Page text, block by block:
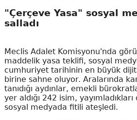
"Çerçeve Yasa" sosyal
salladı
Meclis Adalet Komisyonu'nda
maddelik yasa teklifi, sosyal
cumhuriyet tarihinin en büyük
birine sahne oluyor. Aralarında
tanıdığı aydınlar, emekli
yer aldığı 242 isim,
sosyal medyada fitili ateşledi.